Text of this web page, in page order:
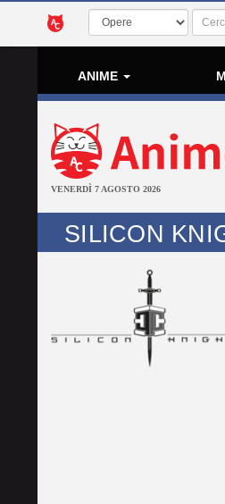
ANIME
VENERDÌ 7 AGOSTO 2026
SILICON